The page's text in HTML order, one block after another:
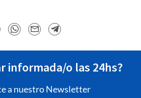
informada/o las 24hs?
a nuestro Newsletter